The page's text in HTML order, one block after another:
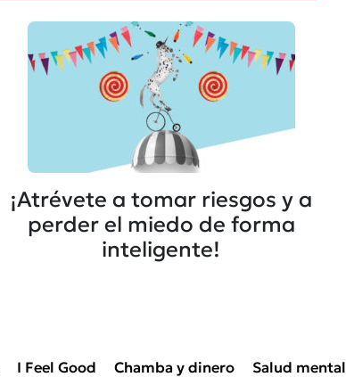
¡Atrévete a tomar riesgos y a
perder el miedo de forma
inteligente!
I Feel Good Chamba y dinero Salud mental